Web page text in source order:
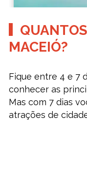
MACEIÓ?
Fique entre 4 e 7
conhecer as
Mas com 7 dias
atrações de